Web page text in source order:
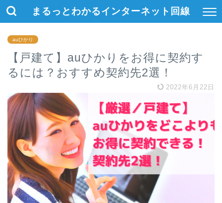
まるっとわかるインターネット回線
auひかり
【戸建て】auひかりをお得に契約す
るには？おすすめ契約先2選！
2022年6月22日